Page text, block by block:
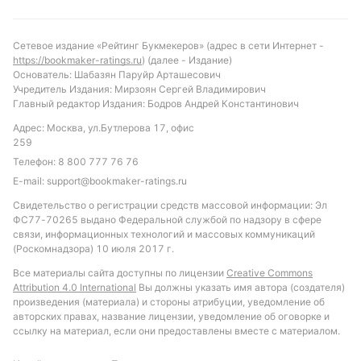
Смотреть трансляцию
Обновлено:
Автор
Сергей Найденов
Автор и редактор «РБ»
Подписаться
Сетевое издание «Рейтинг Букмекеров» (адрес в сети Интернет -
https://bookmaker-ratings.ru) (далее - Издание)
Основатель: Шабазян Паруйр Арташесович
Учредитель Издания: Мирзоян Сергей Владимирович
Главный редактор Издания: Бодров Андрей Константинович
Адрес: Москва, ул.Бутлерова 17, офис
259
Телефон: 8 800 777 76 76
E-mail: support@bookmaker-ratings.ru
Свидетельство о регистрации средств массовой информации: Эл
ФС77-70265 выдано Федеральной службой по надзору в сфере
связи, информационных технологий и массовых коммуникаций
(Роскомнадзора) 10 июля 2017 г.
Все материалы сайта доступны по лицензии Creative Commons
Attribution 4.0 International Вы должны указать имя автора (создателя)
произведения (материала) и стороны атрибуции, уведомление об
авторских правах, название лицензии, уведомление об оговорке и
ссылку на материал, если они предоставлены вместе с материалом.